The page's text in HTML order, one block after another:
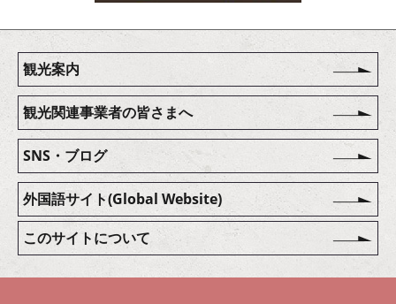
観光案内
観光関連事業者の皆さまへ
SNS・ブログ
外国語サイト(Global Website)
このサイトについて